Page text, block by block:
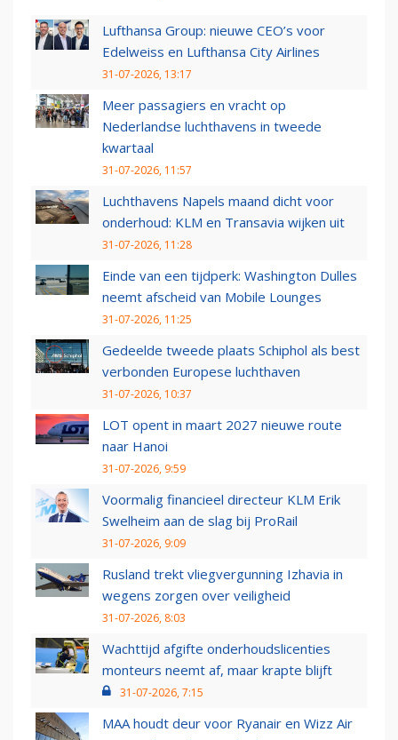
Lufthansa Group: nieuwe CEO’s voor
Edelweiss en Lufthansa City Airlines
31-07-2026, 13:17
Meer passagiers en vracht op
Nederlandse luchthavens in tweede
kwartaal
31-07-2026, 11:57
Luchthavens Napels maand dicht voor
onderhoud: KLM en Transavia wijken uit
31-07-2026, 11:28
Einde van een tijdperk: Washington Dulles
neemt afscheid van Mobile Lounges
31-07-2026, 11:25
Gedeelde tweede plaats Schiphol als best
verbonden Europese luchthaven
31-07-2026, 10:37
LOT opent in maart 2027 nieuwe route
naar Hanoi
31-07-2026, 9:59
Voormalig financieel directeur KLM Erik
Swelheim aan de slag bij ProRail
31-07-2026, 9:09
Rusland trekt vliegvergunning Izhavia in
wegens zorgen over veiligheid
31-07-2026, 8:03
Wachttijd afgifte onderhoudslicenties
monteurs neemt af, maar krapte blijft
31-07-2026, 7:15
MAA houdt deur voor Ryanair en Wizz Air